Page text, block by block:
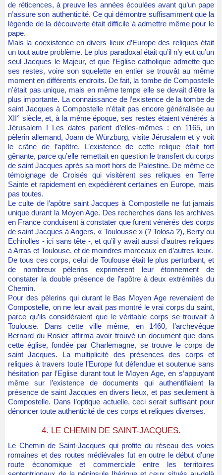
de réticences, à preuve les années écoulées avant qu’un pape
n’assure son authenticité. Ce qui démontre suffisamment que la
légende de la découverte était difficile à admettre même pour le
pape.
Mais la coexistence en divers lieux d’Europe des reliques était
un tout autre problème. Le plus paradoxal était qu’il n’y eut qu’un
seul Jacques le Majeur, et que l’Eglise catholique admette que
ses restes, voire son squelette en entier se trouvât au même
moment en différents endroits. De fait, la tombe de Compostelle
n’était pas unique, mais en même temps elle se devait d’être la
plus importante. La connaissance de l’existence de la tombe de
saint Jacques à Compostelle n’était pas encore généralisée au
XII° siècle, et, à la même époque, ses restes étaient vénérés à
Jérusalem ! Les dates parlent d’elles-mêmes : en 1165, un
pèlerin allemand, Joam de Würzburg, visite Jérusalem et y voit
le crâne de l’apôtre. L’existence de cette relique était fort
gênante, parce qu’elle remettait en question le transfert du corps
de saint Jacques après sa mort hors de Palestine. De même ce
témoignage de Croisés qui visitèrent ses reliques en Terre
Sainte et rapidement en expédièrent certaines en Europe, mais
pas toutes.
Le culte de l’apôtre saint Jacques à Compostelle ne fut jamais
unique durant la Moyen Age. Des recherches dans les archives
en France conduisent à constater que furent vénérés des corps
de saint Jacques à Angers, « Toulousse » (? Tolosa ?), Berry ou
Echirolles - ici sans tête -, et qu’il y avait aussi d’autres reliques
à Arras et Toulouse, et de moindres morceaux en d’autres lieux.
De tous ces corps, celui de Toulouse était le plus perturbant, et
de nombreux pèlerins exprimèrent leur étonnement de
constater la double présence de l’apôtre à deux extrémités du
Chemin.
Pour des pèlerins qui durant le Bas Moyen Age revenaient de
Compostelle, on ne leur avait pas montré le vrai corps du saint,
parce qu’ils considéraient que le véritable corps se trouvait à
Toulouse. Dans cette ville même, en 1460, l’archevêque
Bernard du Rosier affirma avoir trouvé un document que dans
cette église, fondée par Charlemagne, se trouve le corps de
saint Jacques. La multiplicité des présences des corps et
reliques à travers toute l’Europe fut défendue et soutenue sans
hésitation par l’Eglise durant tout le Moyen Age, en s’appuyant
même sur l’existence de documents qui authentifiaient la
présence de saint Jacques en divers lieux, et pas seulement à
Compostelle. Dans l’optique actuelle, ceci serait suffisant pour
dénoncer toute authenticité de ces corps et reliques diverses.
4. LE CHEMIN DE SAINT-JACQUES.
Le Chemin de Saint-Jacques qui profite du réseau des voies
romaines et des routes médiévales fut en outre le début d’une
route économique et commerciale entre les territoires